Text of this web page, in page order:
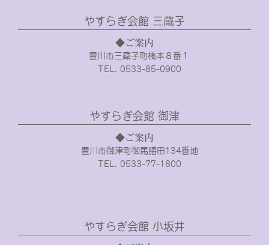
やすらぎ会館 三蔵子
◆ご案内
豊川市三蔵子町橋本８番１
TEL. 0533-85-0900
やすらぎ会館 御津
◆ご案内
豊川市御津町御馬膳田134番地
TEL. 0533-77-1800
やすらぎ会館 小坂井